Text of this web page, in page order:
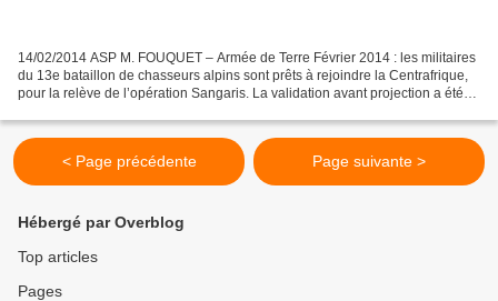
14/02/2014 ASP M. FOUQUET – Armée de Terre Février 2014 : les militaires
du 13e bataillon de chasseurs alpins sont prêts à rejoindre la Centrafrique,
pour la relève de l’opération Sangaris. La validation avant projection a été
< Page précédente Page suivante >
Hébergé par Overblog
Top articles
Pages